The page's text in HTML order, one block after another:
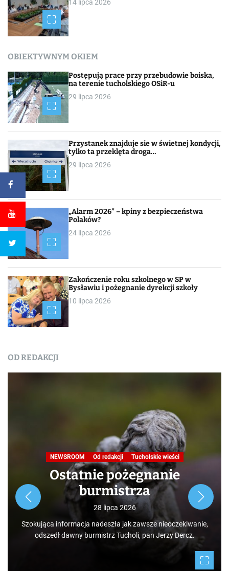
14 lipca 2026
OBIEKTYWNYM OKIEM
Postępują prace przy przebudowie boiska,
na terenie tucholskiego OSiR-u
29 lipca 2026
Przystanek znajduje sie w świetnej kondycji,
tylko ta przeklęta droga…
29 lipca 2026
„Alarm 2026” – kpiny z bezpieczeństwa
Polaków?
24 lipca 2026
Zakończenie roku szkolnego w SP w
Bysławiu i pożegnanie dyrekcji szkoły
10 lipca 2026
OD REDAKCJI
NEWSROOM Od redakcji Tucholskie wieści
Ostatnie pożegnanie
burmistrza
28 lipca 2026
Szokująca informacja nadeszła jak zawsze nieoczekiwanie,
odszedł dawny burmistrz Tucholi, pan Jerzy Dercz.